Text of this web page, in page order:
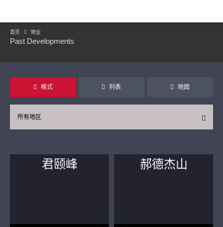
首页 物业
Past Developments
格式 列表 地图
所有地区
君颐峰 郝德杰山